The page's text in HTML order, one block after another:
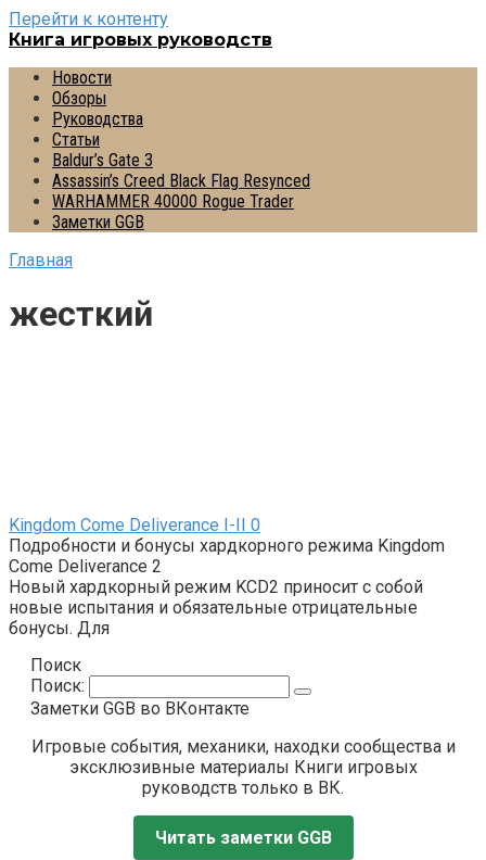
Перейти к контенту
Книга игровых руководств
Новости
Обзоры
Руководства
Статьи
Baldur’s Gate 3
Assassin’s Creed Black Flag Resynced
WARHAMMER 40000 Rogue Trader
Заметки GGB
Главная
жесткий
Kingdom Come Deliverance I-II 0
Подробности и бонусы хардкорного режима Kingdom
Come Deliverance 2
Новый хардкорный режим KCD2 приносит с собой
новые испытания и обязательные отрицательные
бонусы. Для
Поиск
Поиск:
Заметки GGB во ВКонтакте
Игровые события, механики, находки сообщества и
эксклюзивные материалы Книги игровых
руководств только в ВК.
Читать заметки GGB